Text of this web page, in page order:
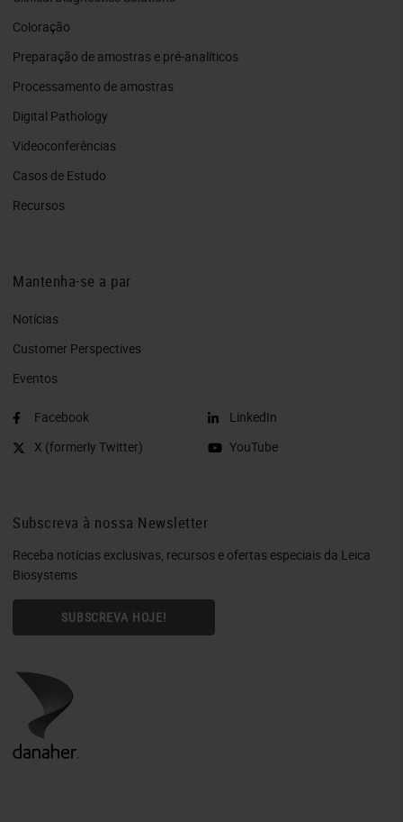
Coloração
Preparação de amostras e pré-analíticos
Processamento de amostras
Digital Pathology
Videoconferências
Casos de Estudo
Recursos
Mantenha-se a par
Notícias
Customer Perspectives​
Eventos
Facebook
X (formerly Twitter)
LinkedIn
YouTube
Subscreva à nossa Newsletter
Receba notícias exclusivas, recursos e ofertas especiais da Leica
Biosystems
SUBSCREVA HOJE!